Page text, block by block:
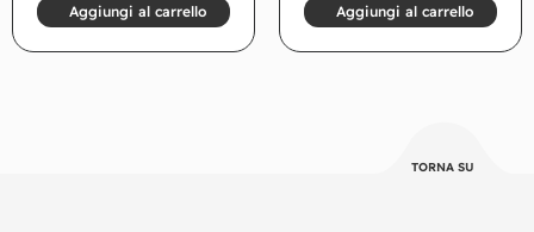
Aggiungi al carrello Aggiungi al carrello
TORNA SU